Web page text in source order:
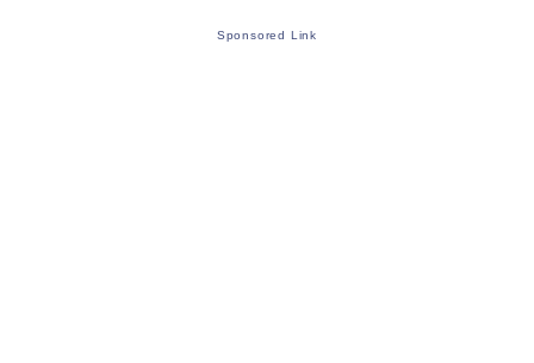
Sponsored Link